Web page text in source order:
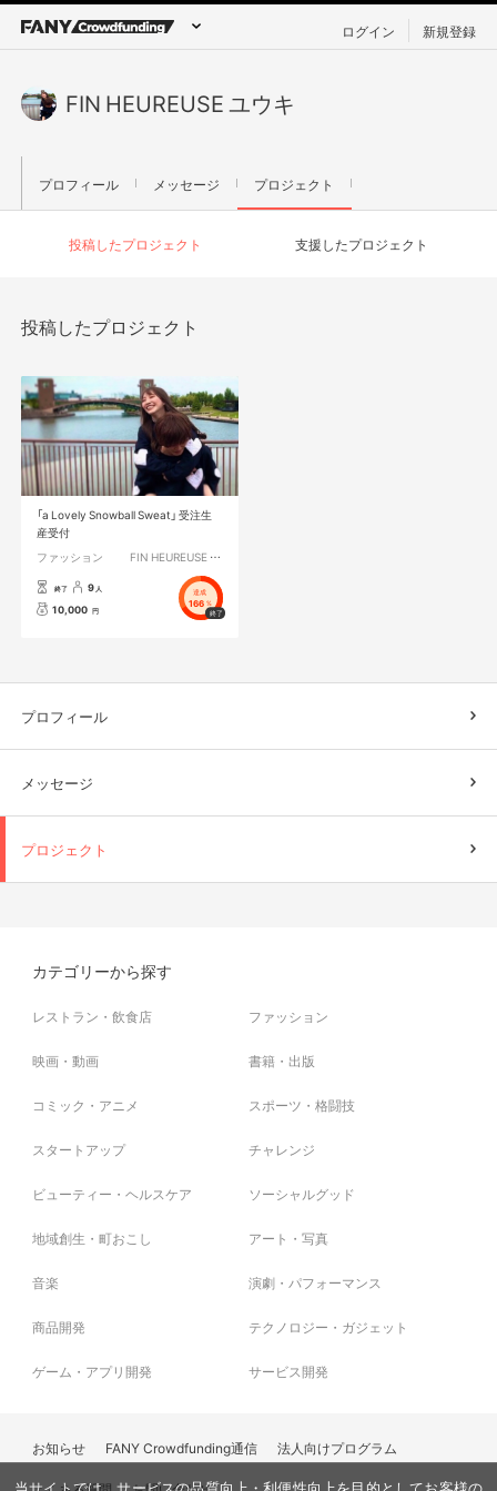
ログイン 新規登録
FIN HEUREUSE ユウキ
プロフィール メッセージ プロジェクト
投稿したプロジェクト 支援したプロジェクト
投稿したプロジェクト
「a Lovely Snowball Sweat」 受注生
産受付
ファッション
FIN HEUREUSE ユウキ
終了 9 人
10,000 円
達成
166 %
プロフィール
メッセージ
プロジェクト
カテゴリーから探す
レストラン・飲食店 ファッション
映画・動画 書籍・出版
コミック・アニメ スポーツ・格闘技
スタートアップ チャレンジ
ビューティー・ヘルスケア ソーシャルグッド
地域創生・町おこし アート・写真
音楽 演劇・パフォーマンス
商品開発 テクノロジー・ガジェット
ゲーム・アプリ開発 サービス開発
お知らせ FANY Crowdfunding通信 法人向けプログラム